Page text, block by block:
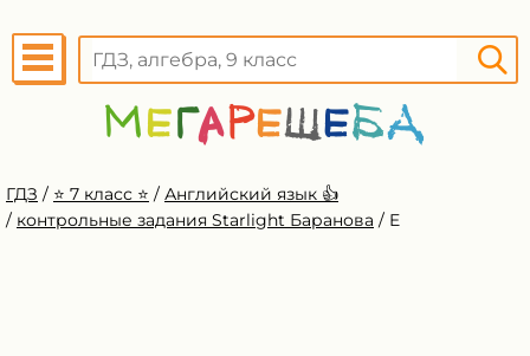
ГДЗ / ⭐️ 7 класс ⭐️ / Английский язык 👍
/ контрольные задания Starlight Баранова / E